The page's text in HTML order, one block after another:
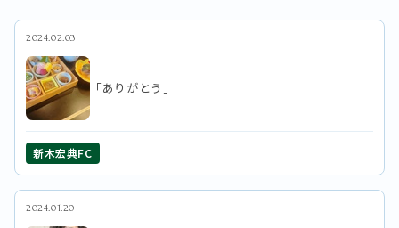
2024.02.03
「ありがとう」
新木宏典FC
2024.01.20